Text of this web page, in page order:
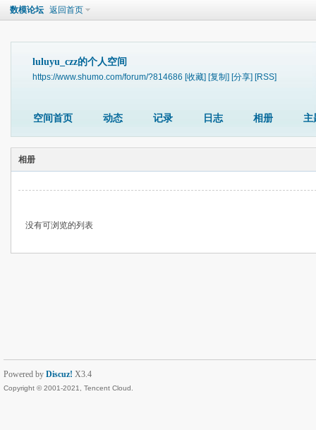
数模论坛 返回首页
luluyu_czz的个人空间
https://www.shumo.com/forum/?814686 [收藏] [复制] [分享] [RSS]
空间首页 动态 记录 日志 相册 主
相册
没有可浏览的列表
Powered by Discuz! X3.4
Copyright © 2001-2021, Tencent Cloud.